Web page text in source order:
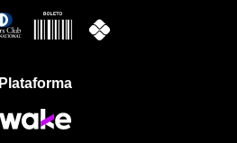
Plataforma